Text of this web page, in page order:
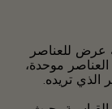
عرض للعناصر
موحدة،
تريده.